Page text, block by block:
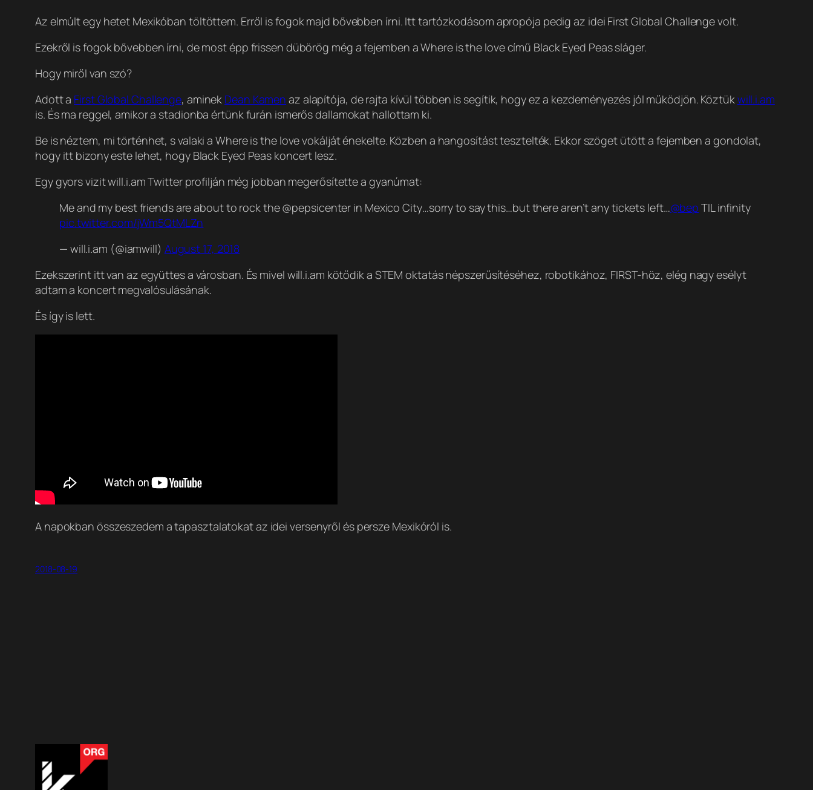
Az elmúlt egy hetet Mexikóban töltöttem. Erről is fogok majd bővebben írni. Itt tartózkodásom apropója pedig az idei First Global Challenge volt.
Ezekről is fogok bővebben írni, de most épp frissen dübörög még a fejemben a Where is the love című Black Eyed Peas sláger.
Hogy miről van szó?
Adott a First Global Challenge, aminek Dean Kamen az alapítója, de rajta kívül többen is segítik, hogy ez a kezdeményezés jól működjön. Köztükwill.i.am
is. És ma reggel, amikor a stadionba értünk furán ismerős dallamokat hallottam ki.
Be is néztem, mi történhet, s valaki a Where is the love vokálját énekelte. Közben a hangosítást tesztelték. Ekkor szöget ütött a fejemben a gondolat,
hogy itt bizony este lehet, hogy Black Eyed Peas koncert lesz.
Egy gyors vizit will.i.am Twitter profilján még jobban megerősítette a gyanúmat:
Me and my best friends are about to rock the @pepsicenter in Mexico City…sorry to say this…but there aren’t any tickets left…@bep TIL infinity
pic.twitter.com/jWm5QtMLZn
— will.i.am (@iamwill) August 17, 2018
Ezekszerint itt van az együttes a városban. És mivel will.i.am kötődik a STEM oktatás népszerűsítéséhez, robotikához, FIRST-höz, elég nagy esélyt
adtam a koncert megvalósulásának.
És így is lett.
A napokban összeszedem a tapasztalatokat az idei versenyről és persze Mexikóról is.
2018-08-19